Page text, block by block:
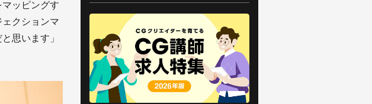
ッピングす
クションマ
思います」